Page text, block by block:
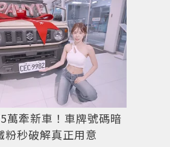
萬牽新車！車牌號碼暗
秒破解真正用意